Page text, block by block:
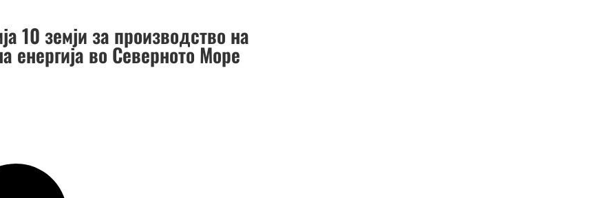
10 земји за производство на
енергија во Северното Море